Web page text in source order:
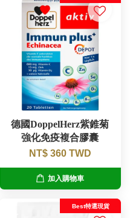
德國DoppelHerz紫錐菊
強化免疫複合膠囊
NT$ 360 TWD
加入購物車
Best特選現貨